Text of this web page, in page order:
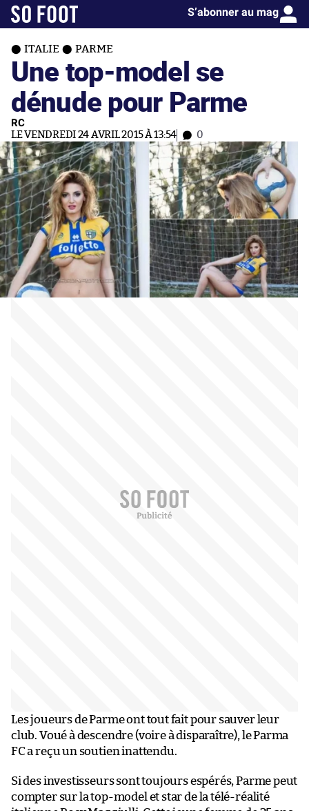
S’abonner au mag
ITALIE PARME
Une top-model se
dénude pour Parme
RC
LE VENDREDI 24 AVRIL 2015 À 13:54 0
Les joueurs de Parme ont tout fait pour sauver leur
club. Voué à descendre (voire à disparaître), le Parma
FC a reçu un soutien inattendu.
Si des investisseurs sont toujours espérés, Parme peut
compter sur la top-model et star de la télé-réalité